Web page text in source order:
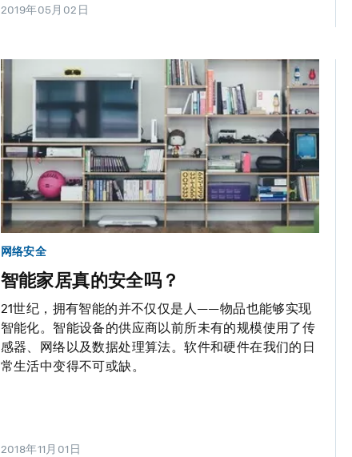
2019年05月02日
网络安全
智能家居真的安全吗？
21世纪，拥有智能的并不仅仅是人——物品也能够实现
智能化。智能设备的供应商以前所未有的规模使用了传
感器、网络以及数据处理算法。软件和硬件在我们的日
常生活中变得不可或缺。
2018年11月01日